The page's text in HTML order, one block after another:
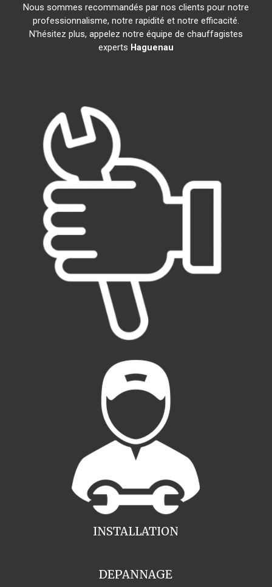
Nous sommes recommandés par nos clients pour notre
professionnalisme, notre rapidité et notre efficacité.
N'hésitez plus, appelez notre équipe de chauffagistes
experts Haguenau
INSTALLATION
DEPANNAGE